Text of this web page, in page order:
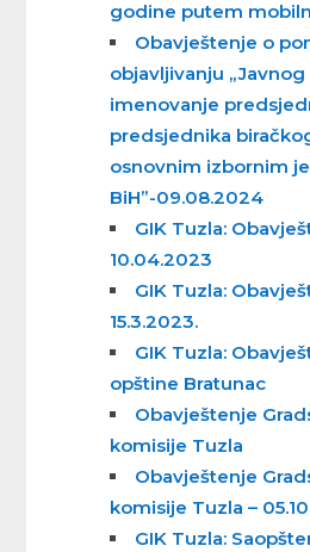
godine putem
Obavještenje o
objavljivanju
imenovanje
predsjednika
osnovnim izbornim
BiH”-09.08.2024
GIK Tuzla:
10.04.2023
GIK Tuzla:
15.3.2023.
GIK Tuzla:
opštine Bratunac
Obavještenje
komisije Tuzla
Obavještenje
komisije Tuzla –
GIK Tuzla: